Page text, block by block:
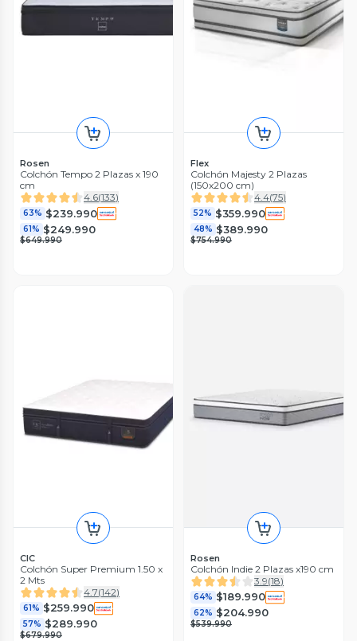
Rosen
Colchón Tempo 2 Plazas x 190
cm
4.6(133)
63% $239.990
61% $249.990
$649.990
Flex
Colchón Majesty 2 Plazas
(150x200 cm)
4.4(75)
52% $359.990
48% $389.990
$754.990
CIC
Colchón Super Premium 1.50 x
2 Mts
4.7(142)
61% $259.990
57% $289.990
$679.990
Rosen
Colchón Indie 2 Plazas x190 cm
3.9(18)
64% $189.990
62% $204.990
$539.990